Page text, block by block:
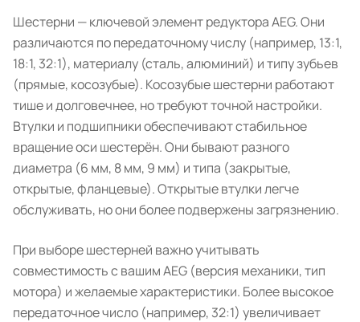
Шестерни — ключевой элемент редуктора AEG. Они
различаются по передаточному числу (например, 13:1,
18:1, 32:1), материалу (сталь, алюминий) и типу зубьев
(прямые, косозубые). Косозубые шестерни работают
тише и долговечнее, но требуют точной настройки.
Втулки и подшипники обеспечивают стабильное
вращение оси шестерён. Они бывают разного
диаметра (6 мм, 8 мм, 9 мм) и типа (закрытые,
открытые, фланцевые). Открытые втулки легче
обслуживать, но они более подвержены загрязнению.
При выборе шестерней важно учитывать
совместимость с вашим AEG (версия механики, тип
мотора) и желаемые характеристики. Более высокое
передаточное число (например, 32:1) увеличивает